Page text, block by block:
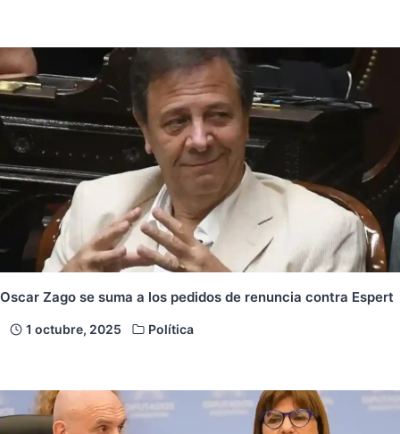
Oscar Zago se suma a los pedidos de renuncia contra Espert
1 octubre, 2025 Política